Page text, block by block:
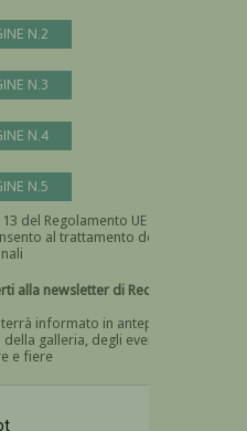
N.2
N.3
N.4
N.5
del Regolamento UE n.
dei
Devi dare il consenso
newsletter di Recta
informato in anteprima
galleria, degli eventi
e fiere